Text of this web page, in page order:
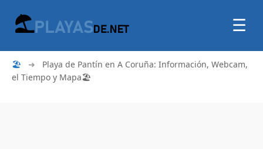
☰
🏖 ➜
Playa de Pantín en A Coruña: Información, Webcam,
el Tiempo y Mapa🏖️